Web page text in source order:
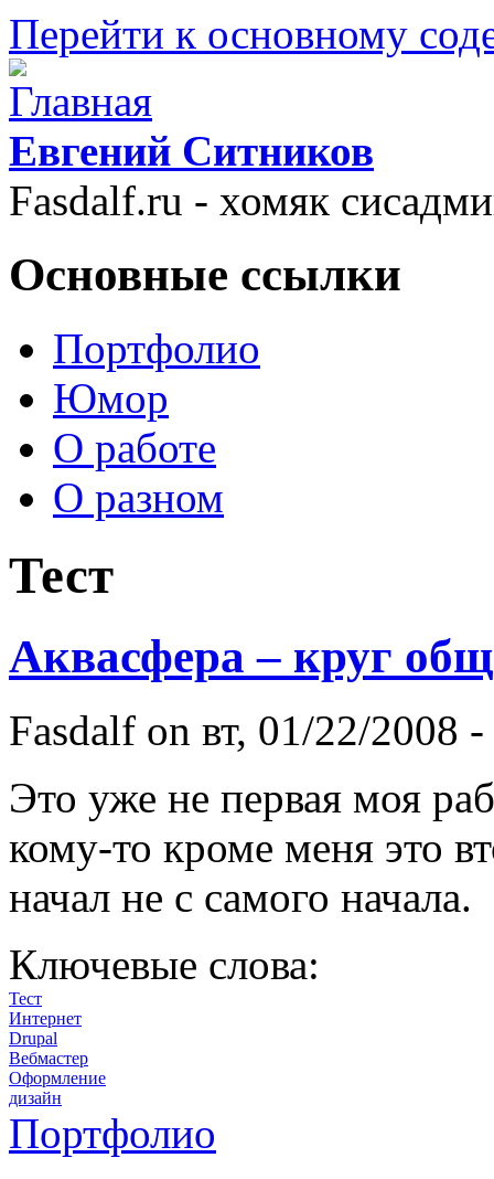
Перейти к основному
Евгений Ситников
Fasdalf.ru - хомяк
Основные ссылки
Портфолио
Юмор
О работе
О разном
Тест
Аквасфера – круг
Fasdalf on вт, 01/22/2008
Это уже не первая моя
кому-то кроме меня это
начал не с самого начала.
Ключевые слова:
Тест
Интернет
Drupal
Вебмастер
Оформление
дизайн
Портфолио